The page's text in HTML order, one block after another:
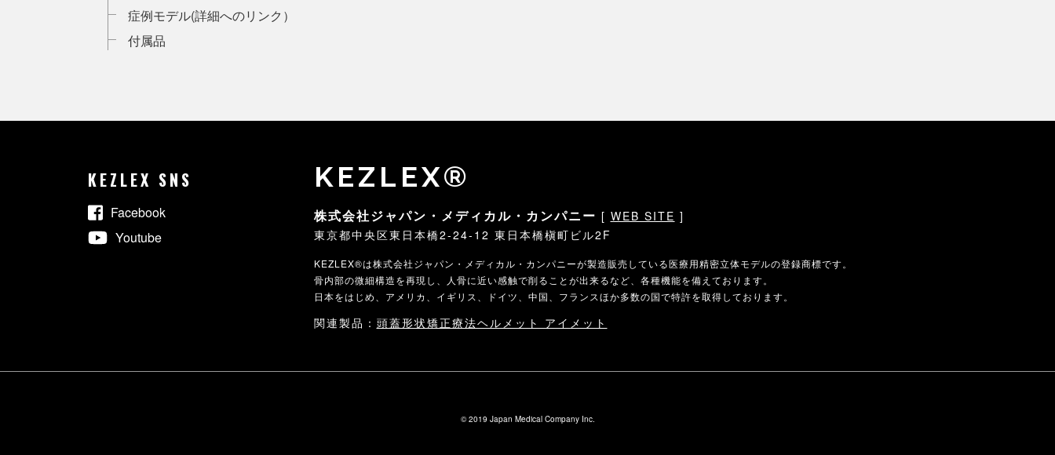
症例モデル(詳細へのリンク）
付属品
KEZLEX SNS
Facebook
Youtube
KEZLEX®
株式会社ジャパン・メディカル・カンパニー [ WEB SITE ]
東京都中央区東日本橋2-24-12 東日本橋槇町ビル2F
KEZLEX®は株式会社ジャパン・メディカル・カンパニーが製造販売している医療用精密立体モデルの登録商標です。
骨内部の微細構造を再現し、人骨に近い感触で削ることが出来るなど、各種機能を備えております。
日本をはじめ、アメリカ、イギリス、ドイツ、中国、フランスほか多数の国で特許を取得しております。
関連製品： 頭蓋形状矯正療法ヘルメット アイメット
© 2019 Japan Medical Company Inc.